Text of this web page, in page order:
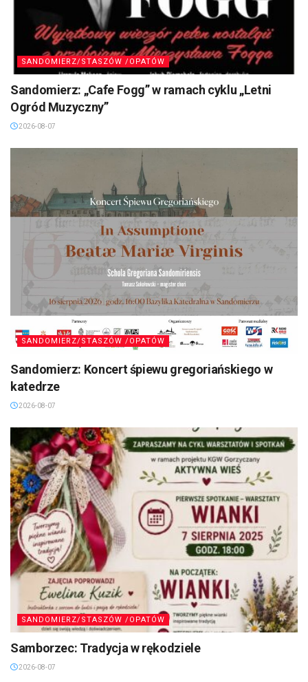
SANDOMIERZ/STASZÓW /OPATÓW
Sandomierz: „Cafe Fogg” w ramach cyklu „Letni
Ogród Muzyczny”
2026-08-07
SANDOMIERZ/STASZÓW /OPATÓW
Sandomierz: Koncert śpiewu gregoriańskiego w
katedrze
2026-08-07
SANDOMIERZ/STASZÓW /OPATÓW
Samborzec: Tradycja w rękodziele
2026-08-07